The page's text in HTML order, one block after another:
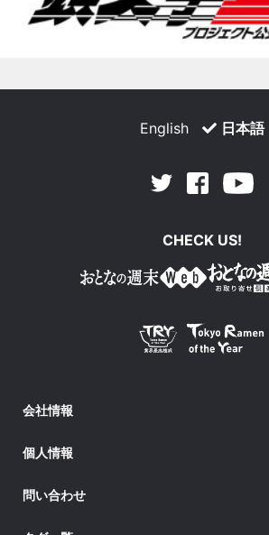
English 日本語
Twitter Facebook
CHECK US!
会社情報
個人情報
問い合わせ